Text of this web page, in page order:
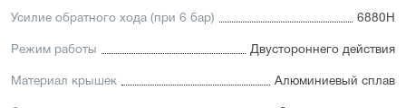
к боковым нагрузкам
Усилие обратного хода (при 6 бар) 6880Н
Режим работы Двустороннего действия
Материал крышек Алюминиевый сплав